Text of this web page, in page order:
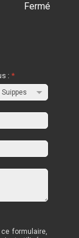
Fermé
:*
formulaire,